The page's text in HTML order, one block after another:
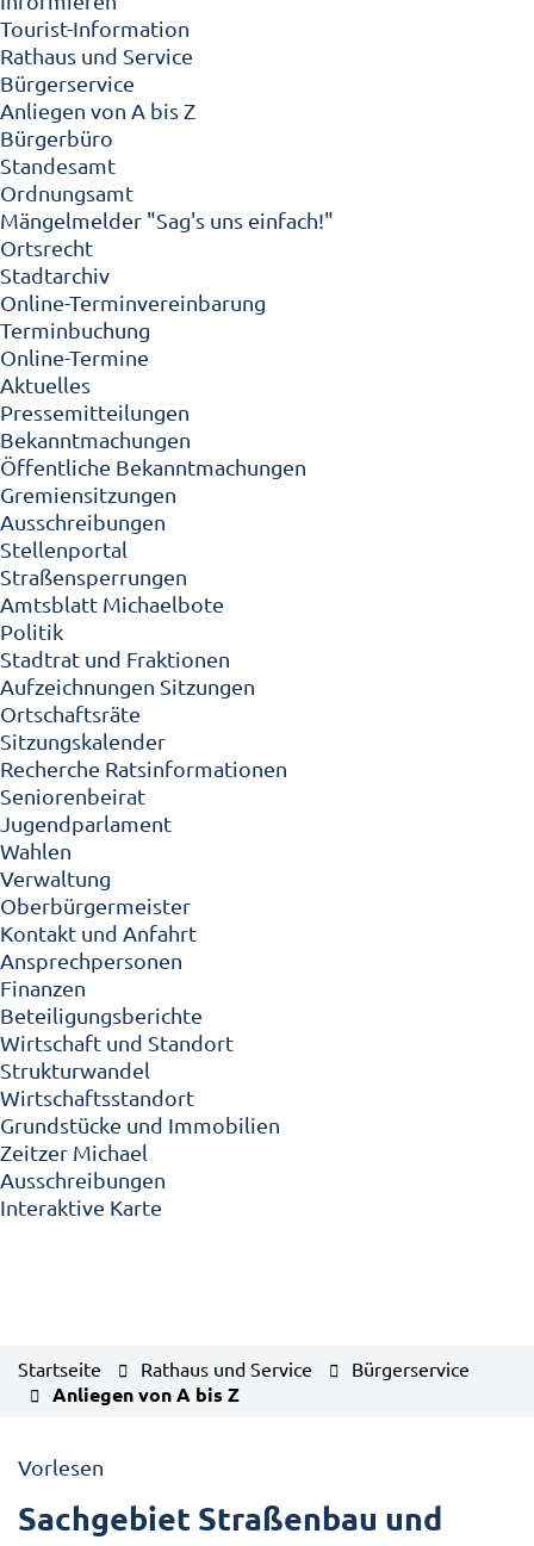
Tourist-Information
Rathaus und Service
Bürgerservice
Anliegen von A bis Z
Bürgerbüro
Standesamt
Ordnungsamt
Mängelmelder "Sag's uns einfach!"
Ortsrecht
Stadtarchiv
Online-Terminvereinbarung
Terminbuchung
Online-Termine
Aktuelles
Pressemitteilungen
Bekanntmachungen
Öffentliche Bekanntmachungen
Gremiensitzungen
Ausschreibungen
Stellenportal
Straßensperrungen
Amtsblatt Michaelbote
Politik
Stadtrat und Fraktionen
Aufzeichnungen Sitzungen
Ortschaftsräte
Sitzungskalender
Recherche Ratsinformationen
Seniorenbeirat
Jugendparlament
Wahlen
Verwaltung
Oberbürgermeister
Kontakt und Anfahrt
Ansprechpersonen
Finanzen
Beteiligungsberichte
Wirtschaft und Standort
Strukturwandel
Wirtschaftsstandort
Grundstücke und Immobilien
Zeitzer Michael
Ausschreibungen
Interaktive Karte
Startseite Rathaus und Service Bürgerservice
Anliegen von A bis Z
Vorlesen
Sachgebiet Straßenbau und